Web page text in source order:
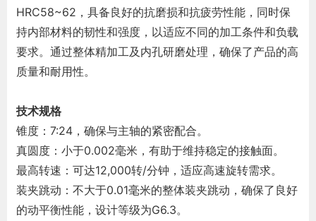
HRC58~62，具备良好的抗磨损和抗疲劳性能，同时保
持内部材料的韧性和强度，以适应不同的加工条件和负载
要求。通过整体精加工及内孔研磨处理，确保了产品的高
质量和耐用性。
技术规格
锥度：7:24，确保与主轴的紧密配合。
真圆度：小于0.002毫米，有助于维持稳定的接触面。
最高转速：可达12,000转/分钟，适应高速旋转需求。
装夹跳动：不大于0.01毫米的整体装夹跳动，确保了良好
的动平衡性能，设计等级为G6.3。